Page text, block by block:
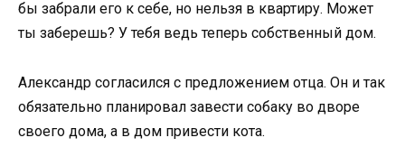
бы забрали его к себе, но нельзя в квартиру. Может
ты заберешь? У тебя ведь теперь собственный дом.
Александр согласился с предложением отца. Он и так
обязательно планировал завести собаку во дворе
своего дома, а в дом привести кота.